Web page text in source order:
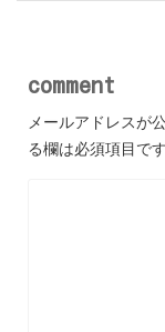
comment
メールアドレスが
る欄は必須項目です